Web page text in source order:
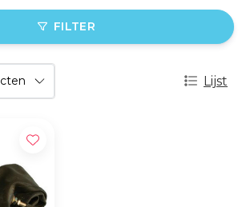
FILTER
Lijst